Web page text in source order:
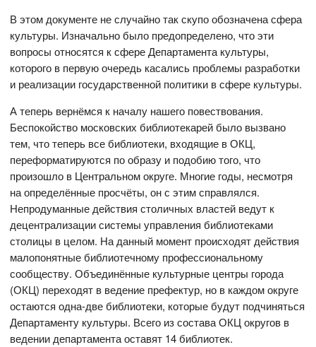
В этом документе не случайно так скупо обозначена сфера
культуры. Изначально было предопределено, что эти
вопросы относятся к сфере Департамента культуры,
которого в первую очередь касались проблемы разработки
и реализации государственной политики в сфере культуры.
А теперь вернёмся к началу нашего повествования.
Беспокойство московских библиотекарей было вызвано
тем, что теперь все библиотеки, входящие в ОКЦ,
переформатируются по образу и подобию того, что
произошло в Центральном округе. Многие годы, несмотря
на определённые просчёты, он с этим справлялся.
Непродуманные действия столичных властей ведут к
децентрализации системы управления библиотеками
столицы в целом. На данный момент происходят действия
малопонятные библиотечному профессиональному
сообществу. Объединённые культурные центры города
(ОКЦ) переходят в ведение префектур, но в каждом округе
остаются одна-две библиотеки, которые будут подчиняться
Департаменту культуры. Всего из состава ОКЦ округов в
ведении департамента оставят 14 библиотек.